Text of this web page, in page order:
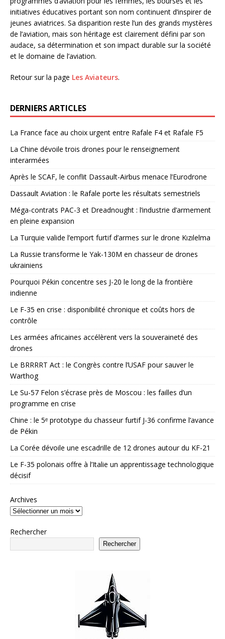
initiatives éducatives portant son nom continuent d’inspirer de
jeunes aviatrices. Sa disparition reste l’un des grands mystères
de l’aviation, mais son héritage est clairement défini par son
audace, sa détermination et son impact durable sur la société
et le domaine de l’aviation.
Retour sur la page Les Aviateurs.
DERNIERS ARTICLES
La France face au choix urgent entre Rafale F4 et Rafale F5
La Chine dévoile trois drones pour le renseignement
interarmées
Après le SCAF, le conflit Dassault-Airbus menace l’Eurodrone
Dassault Aviation : le Rafale porte les résultats semestriels
Méga-contrats PAC-3 et Dreadnought : l’industrie d’armement
en pleine expansion
La Turquie valide l’emport furtif d’armes sur le drone Kızılelma
La Russie transforme le Yak-130M en chasseur de drones
ukrainiens
Pourquoi Pékin concentre ses J-20 le long de la frontière
indienne
Le F-35 en crise : disponibilité chronique et coûts hors de
contrôle
Les armées africaines accélèrent vers la souveraineté des
drones
Le BRRRRT Act : le Congrès contre l’USAF pour sauver le
Warthog
Le Su-57 Felon s’écrase près de Moscou : les failles d’un
programme en crise
Chine : le 5ᵉ prototype du chasseur furtif J-36 confirme l’avance
de Pékin
La Corée dévoile une escadrille de 12 drones autour du KF-21
Le F-35 polonais offre à l’Italie un apprentissage technologique
décisif
Archives
Rechercher
Rechercher